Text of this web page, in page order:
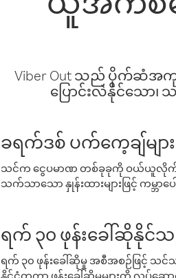
Viber Out သည် ပိုက်ဆံအကု
ပြောင်းလဲနိုင်သော၊
ခရက်ဒစ် ပက်ကေ့ချ်များ
သင်က ငွေပမာဏ တစ်ခုခုကို ဝယ်ယူလိုက်
သက်သာသော နှုန်းထားများဖြင့် ကမ္ဘ
ရက် ၃၀ ဖုန်းခေါ်ဆိုနိုင်
ရက် ၃၀ ဖုန်းခေါ်ဆိုမှု အစီအစဉ်ဖြင့် သ